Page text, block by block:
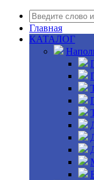
Главная
КАТАЛОГ